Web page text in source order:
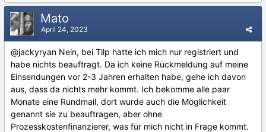
Mato
April 24, 2023
@jackyryan Nein, bei Tilp hatte ich mich nur registriert und
habe nichts beauftragt. Da ich keine Rückmeldung auf meine
Einsendungen vor 2-3 Jahren erhalten habe, gehe ich davon
aus, dass da nichts mehr kommt. Ich bekomme alle paar
Monate eine Rundmail, dort wurde auch die Möglichkeit
genannt sie zu beauftragen, aber ohne
Prozesskostenfinanzierer, was für mich nicht in Frage kommt.